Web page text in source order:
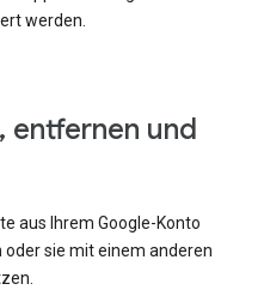
werden.
entfernen und
aus Ihrem Google-Konto
sie mit einem anderen